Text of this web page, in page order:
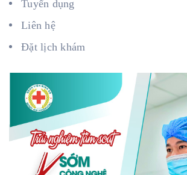
Tuyển dụng
Liên hệ
Đặt lịch khám